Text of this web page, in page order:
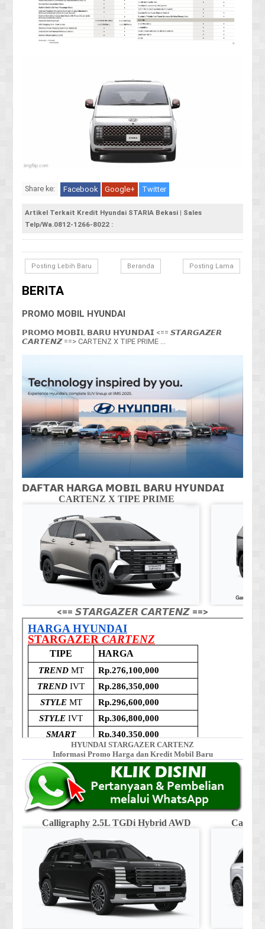
Share ke: Facebook Google+ Twitter
Artikel Terkait Kredit Hyundai STARIA Bekasi | Sales
Telp/Wa.0812-1266-8022 :
Posting Lebih Baru Posting Lama
Beranda
BERITA
PROMO MOBIL HYUNDAI
𝗣𝗥𝗢𝗠𝗢 𝗠𝗢𝗕𝗜𝗟 𝗕𝗔𝗥𝗨 𝗛𝗬𝗨𝗡𝗗𝗔𝗜 <== 𝙎𝙏𝘼𝙍𝙂𝘼𝙕𝙀𝙍
𝘾𝘼𝙍𝙏𝙀𝙉𝙕 ==> CARTENZ X TIPE PRIME ...
𝗗𝗔𝗙𝗧𝗔𝗥 𝗛𝗔𝗥𝗚𝗔 𝗠𝗢𝗕𝗜𝗟 𝗕𝗔𝗥𝗨 𝗛𝗬𝗨𝗡𝗗𝗔𝗜
CARTENZ X TIPE PRIME
<== 𝙎𝙏𝘼𝙍𝙂𝘼𝙕𝙀𝙍 𝘾𝘼𝙍𝙏𝙀𝙉𝙕 ==>
HYUNDAI STARGAZER CARTENZ
Informasi Promo Harga dan Kredit Mobil Baru
Calligraphy 2.5L TGDi Hybrid AWD